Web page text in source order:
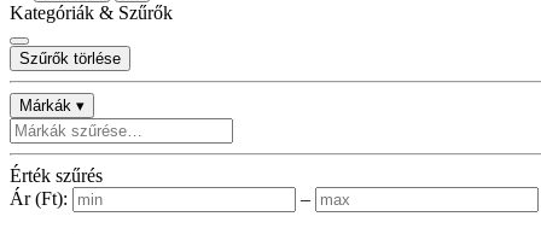
Kategóriák & Szűrők
Szűrők törlése
Márkák ▾
Érték szűrés
Ár (Ft):
–